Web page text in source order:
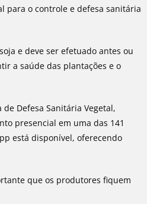
para o controle e defesa sanitária
e deve ser efetuado antes ou
a saúde das plantações e o
Defesa Sanitária Vegetal,
presencial em uma das 141
está disponível, oferecendo
que os produtores fiquem